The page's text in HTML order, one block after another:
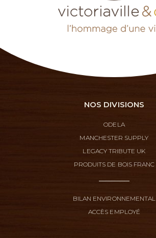
NOS DIVISIONS
ODELA
MANCHESTER SUPPLY
LEGACY TRIBUTE UK
PRODUITS DE BOIS FRANC
BILAN ENVIRONNEMENTAL
ACCÈS EMPLOYÉ